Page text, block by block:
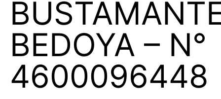
BEDOYA – N°
4600096448